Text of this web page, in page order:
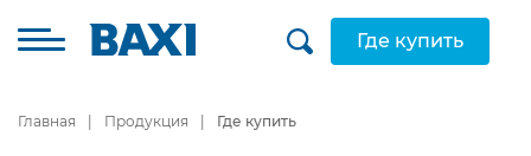
Где купить
Главная Продукция Где купить